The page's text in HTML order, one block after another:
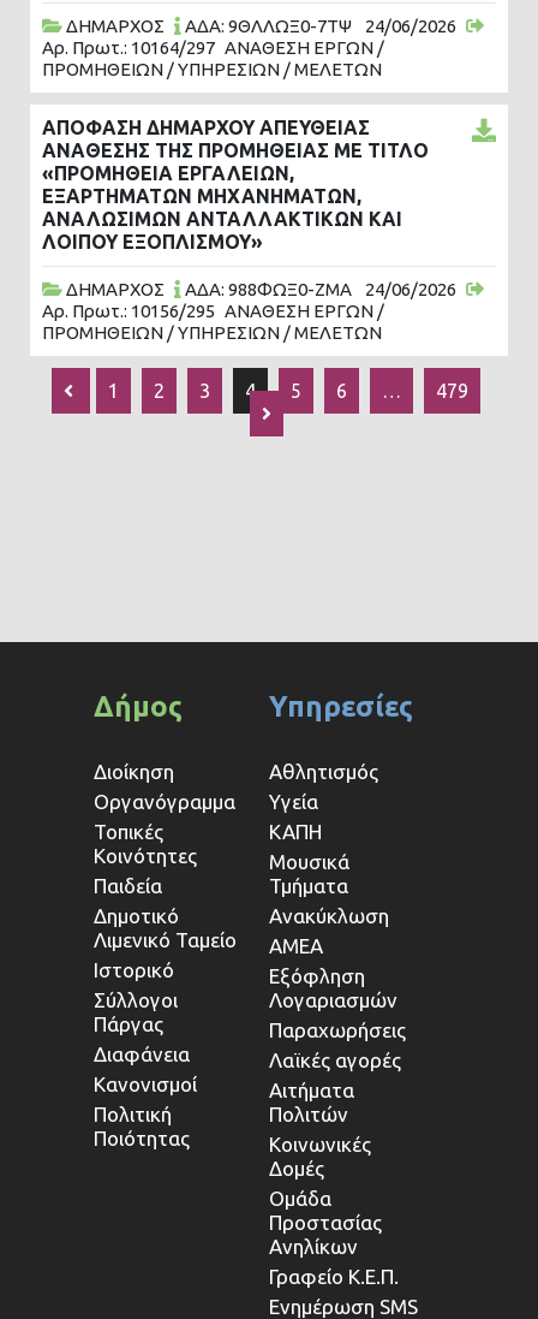
ΔΗΜΑΡΧΟΣ ΑΔΑ: 9ΘΛΛΩΞ0-7ΤΨ
24/06/2026
Αρ. Πρωτ.: 10164/297 ΑΝΑΘΕΣΗ ΕΡΓΩΝ /
ΠΡΟΜΗΘΕΙΩΝ / ΥΠΗΡΕΣΙΩΝ / ΜΕΛΕΤΩΝ
ΑΠΟΦΑΣΗ ΔΗΜΑΡΧΟΥ ΑΠΕΥΘΕΙΑΣ
ΑΝΑΘΕΣΗΣ ΤΗΣ ΠΡΟΜΗΘΕΙΑΣ ΜΕ ΤΙΤΛΟ
«ΠΡΟΜΗΘΕΙΑ ΕΡΓΑΛΕΙΩΝ,
ΕΞΑΡΤΗΜΑΤΩΝ ΜΗΧΑΝΗΜΑΤΩΝ,
ΑΝΑΛΩΣΙΜΩΝ ΑΝΤΑΛΛΑΚΤΙΚΩΝ ΚΑΙ
ΛΟΙΠΟΥ ΕΞΟΠΛΙΣΜΟΥ»
ΔΗΜΑΡΧΟΣ ΑΔΑ: 988ΦΩΞ0-ΖΜΑ
24/06/2026
Αρ. Πρωτ.: 10156/295 ΑΝΑΘΕΣΗ ΕΡΓΩΝ /
ΠΡΟΜΗΘΕΙΩΝ / ΥΠΗΡΕΣΙΩΝ / ΜΕΛΕΤΩΝ
1 2 3 4 5 6 … 479
Δήμος
Διοίκηση
Οργανόγραμμα
Τοπικές
Κοινότητες
Παιδεία
Δημοτικό
Λιμενικό Ταμείο
Ιστορικό
Σύλλογοι
Πάργας
Διαφάνεια
Κανονισμοί
Πολιτική
Ποιότητας
Υπηρεσίες
Αθλητισμός
Υγεία
ΚΑΠΗ
Μουσικά
Τμήματα
Ανακύκλωση
ΑΜΕΑ
Εξόφληση
Λογαριασμών
Παραχωρήσεις
Λαϊκές αγορές
Αιτήματα
Πολιτών
Κοινωνικές
Δομές
Ομάδα
Προστασίας
Ανηλίκων
Γραφείο Κ.Ε.Π.
Ενημέρωση SMS